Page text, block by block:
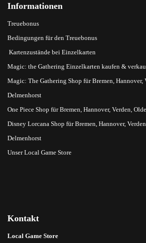
Informationen
Treuebonus
Bedingungen für den Treuebonus
Kartenzustände bei Einzelkarten
Magic: the Gathering Einzelkarten kaufen &
Magic: The Gathering Shop für Bremen, Hannover,
Delmenhorst
One Piece Shop für Bremen, Hannover, Verden,
Disney Lorcana Shop für Bremen, Hannover,
Delmenhorst
Unser Local Game Store
Kontakt
Local Game Store